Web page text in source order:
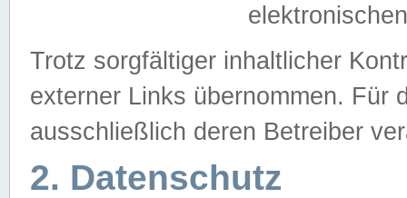
Trotz sorgfältiger inhaltlicher
externer Links übernommen. Für
ausschließlich deren Betreiber
2. Datenschutz